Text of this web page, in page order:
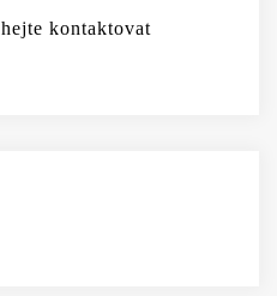
kontaktovat